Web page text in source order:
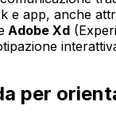
e app, anche
Adobe Xd
per